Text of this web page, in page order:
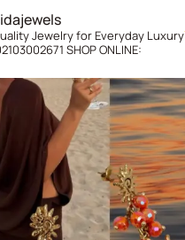
Jewelry for Everyday Luxury
SHOP ONLINE: